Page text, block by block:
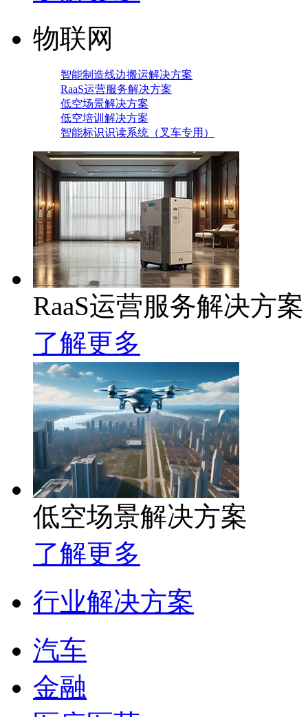
物联网
智能制造线边搬运解决方案
RaaS运营服务解决方案
低空场景解决方案
低空培训解决方案
智能标识识读系统（叉车专用）
RaaS运营服务解决方案
了解更多
低空场景解决方案
了解更多
行业解决方案
汽车
金融